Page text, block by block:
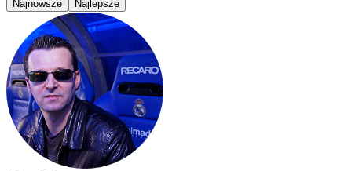
Najnowsze Najlepsze